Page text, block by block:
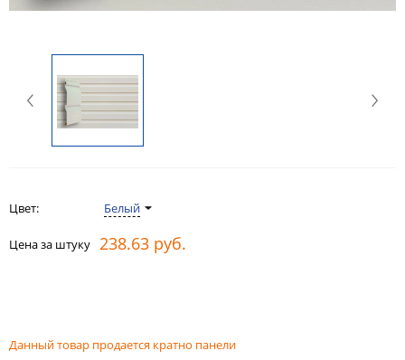
Цвет: Белый
Цена за штуку 238.63 руб.
Данный товар продается кратно панели